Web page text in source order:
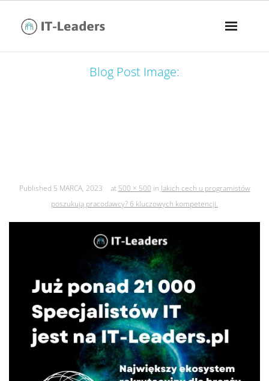
Blog Post Image:
Published 5 MARCA, 2023 at 500 × 500 in Jakich cech u programistów
poszukują pracodawcy? 6 kluczowych kompetencji.